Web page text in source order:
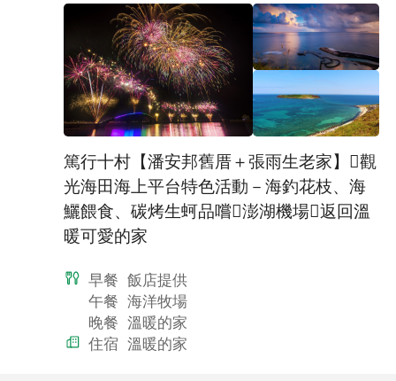
星羅棋布的翠綠島群，浩瀚無垠的蔚藍海洋，
再加上雄壯宏偉的玄武奇岩和屋舍儼然的村莊聚落，
構成一幅如詩如畫的美麗景緻，
更成就一座遺世獨立的海上仙境，這就是澎湖～
一群撒落在台灣海峽的海上明珠，靜靜散發光芒，晶瑩耀眼，風情
BLOG搶先看～◎
澎湖部落格～玩在澎湖～點進來。看一看
◎澎湖部落格～食在澎湖～點進來。看一看
◆費用包含：
☆交通：台中機場至馬公機場經濟艙來回機票。
☆住宿：自選飯店等級住宿兩晚。(旅行社安排為主 恕無法指定)
指定兩小床每人加收６００元
篤行十村【潘安邦舊厝＋張雨生老家】觀
光海田海上平台特色活動－海釣花枝、海
鱺餵食、碳烤生蚵品嚐澎湖機場返回溫
暖可愛的家
早餐 飯店提供
午餐 海洋牧場
晚餐 溫暖的家
住宿 溫暖的家